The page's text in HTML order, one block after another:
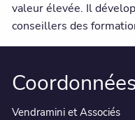
valeur élevée. Il
conseillers des
Coordonnées
Vendramini et Associés